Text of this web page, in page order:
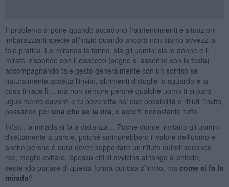
Il problema si pone quando accadono fraintendimenti e situazioni
imbarazzanti specie all’inizio quando ancora non siamo avvezzi a
tale pratica. La miranda la fanno, sia gli uomini sia le donne e il
mirato, risponde con il cabeceo (segno di assenso con la testa)
accompagnando tale gesto generalmente con un sorriso se
naturalmente accetta l’invito, altrimenti distoglie lo sguardo e la
cosa finisce lì… ma non sempre perché qualche uomo ti si para
ugualmente davanti e tu poveretta hai due possibilità o rifiuti l’invito,
passando per una che se la tira , o accetti nonostante tutto.
Infatti, la mirada si fa a distanza… Poche donne invitano gli uomini
direttamente a parole, poiché sminuirebbero il valore dell’uomo e
anche perché è dura dover sopportare un rifiuto quindi secondo
me, meglio evitare. Spesso chi si avvicina al tango si chiede,
sentendo parlare di questa forma curiosa d’invito, ma come si fa la
mirada?